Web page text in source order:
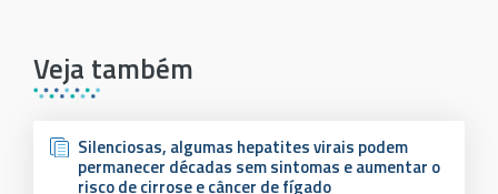
Veja também
Silenciosas, algumas hepatites virais podem
permanecer décadas sem sintomas e aumentar o
risco de cirrose e câncer de fígado